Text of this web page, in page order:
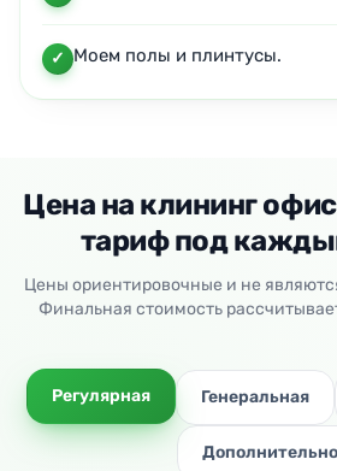
Моем полы и плинтусы.
Цена на клининг
тариф под
Цены ориентировочные и не
Финальная стоимость
Регулярная Генеральная
Дополнительно